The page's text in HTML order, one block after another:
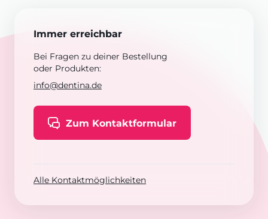
Immer erreichbar
Bei Fragen zu deiner Bestellung
oder Produkten:
info@dentina.de
Zum Kontaktformular
Alle Kontaktmöglichkeiten